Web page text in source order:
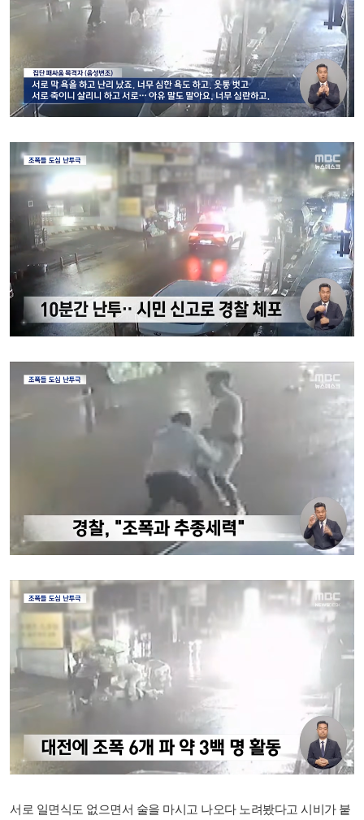
서로 일면식도 없으면서 술을 마시고 나오다 노려봤다고 시비가 붙